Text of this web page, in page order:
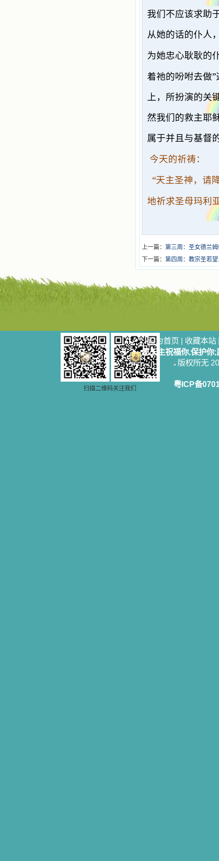
我们不应该求助
从她的话的仆人
为她忠心耿耿的
着祂的吩咐去做”
上，所扮演的关
然我们的救主耶
属于并且与基督
今天的祈祷：
“天主圣神，请
地祈求圣母玛利
上一篇： 第三周：圣女德兰
下一篇： 第四周：教宗圣若
扫描二维码关注我们
设为首页 | 收藏本站
愿天主祝福你,保护你
版权所无
粤ICP备